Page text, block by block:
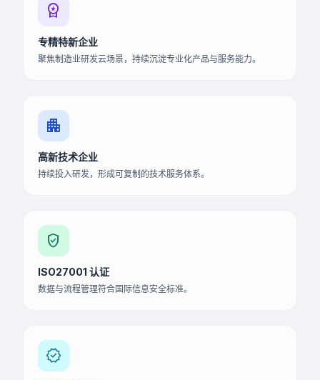
workspace_premium
专精特新企业
聚焦制造业研发云场景，持续沉淀专业化产品与服务能力。
apartment
高新技术企业
持续投入研发，形成可复制的技术服务体系。
verified_user
ISO27001 认证
数据与流程管理符合国际信息安全标准。
verified